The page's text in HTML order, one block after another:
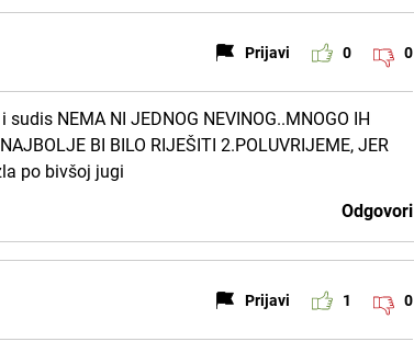
Prijavi 0 0
NEMA NI JEDNOG NEVINOG..MNOGO IH
BI BILO RIJEŠITI 2.POLUVRIJEME, JER
po bivšoj jugi
Odgovori
Prijavi 1 0